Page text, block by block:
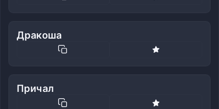
Дракоша
Причал